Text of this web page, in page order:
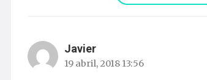
Javier
19 abril, 2018 13:56